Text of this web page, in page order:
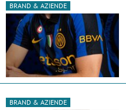
BRAND & AZIENDE
BRAND & AZIENDE